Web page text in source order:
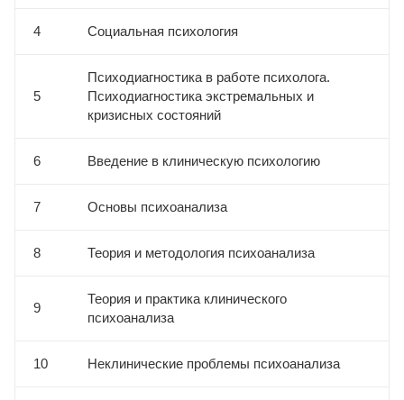
4 Социальная психология
5
Психодиагностика в работе психолога.
Психодиагностика экстремальных и
кризисных состояний
6 Введение в клиническую психологию
7 Основы психоанализа
8 Теория и методология психоанализа
9
Теория и практика клинического
психоанализа
10 Неклинические проблемы психоанализа